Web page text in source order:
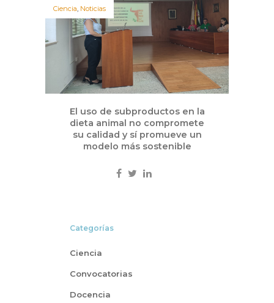
Ciencia, Noticias
El uso de subproductos en la
dieta animal no compromete
su calidad y sí promueve un
modelo más sostenible
Categorías
Ciencia
Convocatorias
Docencia